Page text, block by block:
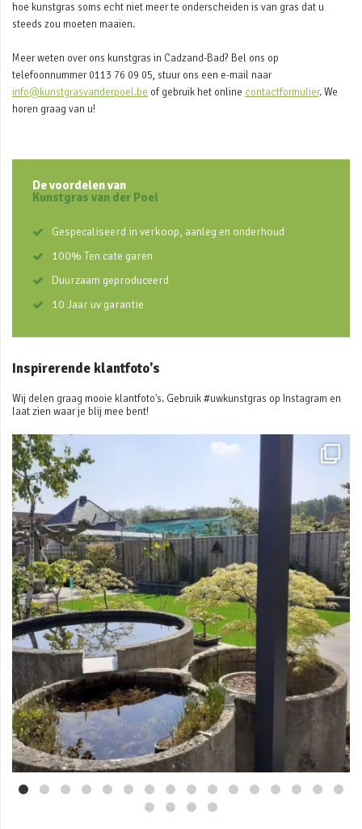
hoe kunstgras soms echt niet meer te onderscheiden is van gras dat u
steeds zou moeten maaien.
Meer weten over ons kunstgras in Cadzand-Bad? Bel ons op
telefoonnummer 0113 76 09 05, stuur ons een e-mail naar
info@kunstgrasvanderpoel.be of gebruik het online contactformulier. We
horen graag van u!
De voordelen van
Kunstgras van der Poel
Gespecaliseerd in verkoop, aanleg en onderhoud
100% Ten cate garen
Duurzaam geproduceerd
10 Jaar uv garantie
Inspirerende klantfoto's
Wij delen graag mooie klantfoto's. Gebruik #uwkunstgras op Instagram en
laat zien waar je blij mee bent!
Mei 3